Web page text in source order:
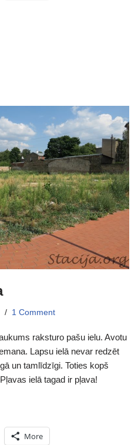
1 Comment
raksturo pašu ielu. Avotu
Lapsu ielā nevar redzēt
un tamlīdzīgi. Toties kopš
ielā tagad ir pļava!
More